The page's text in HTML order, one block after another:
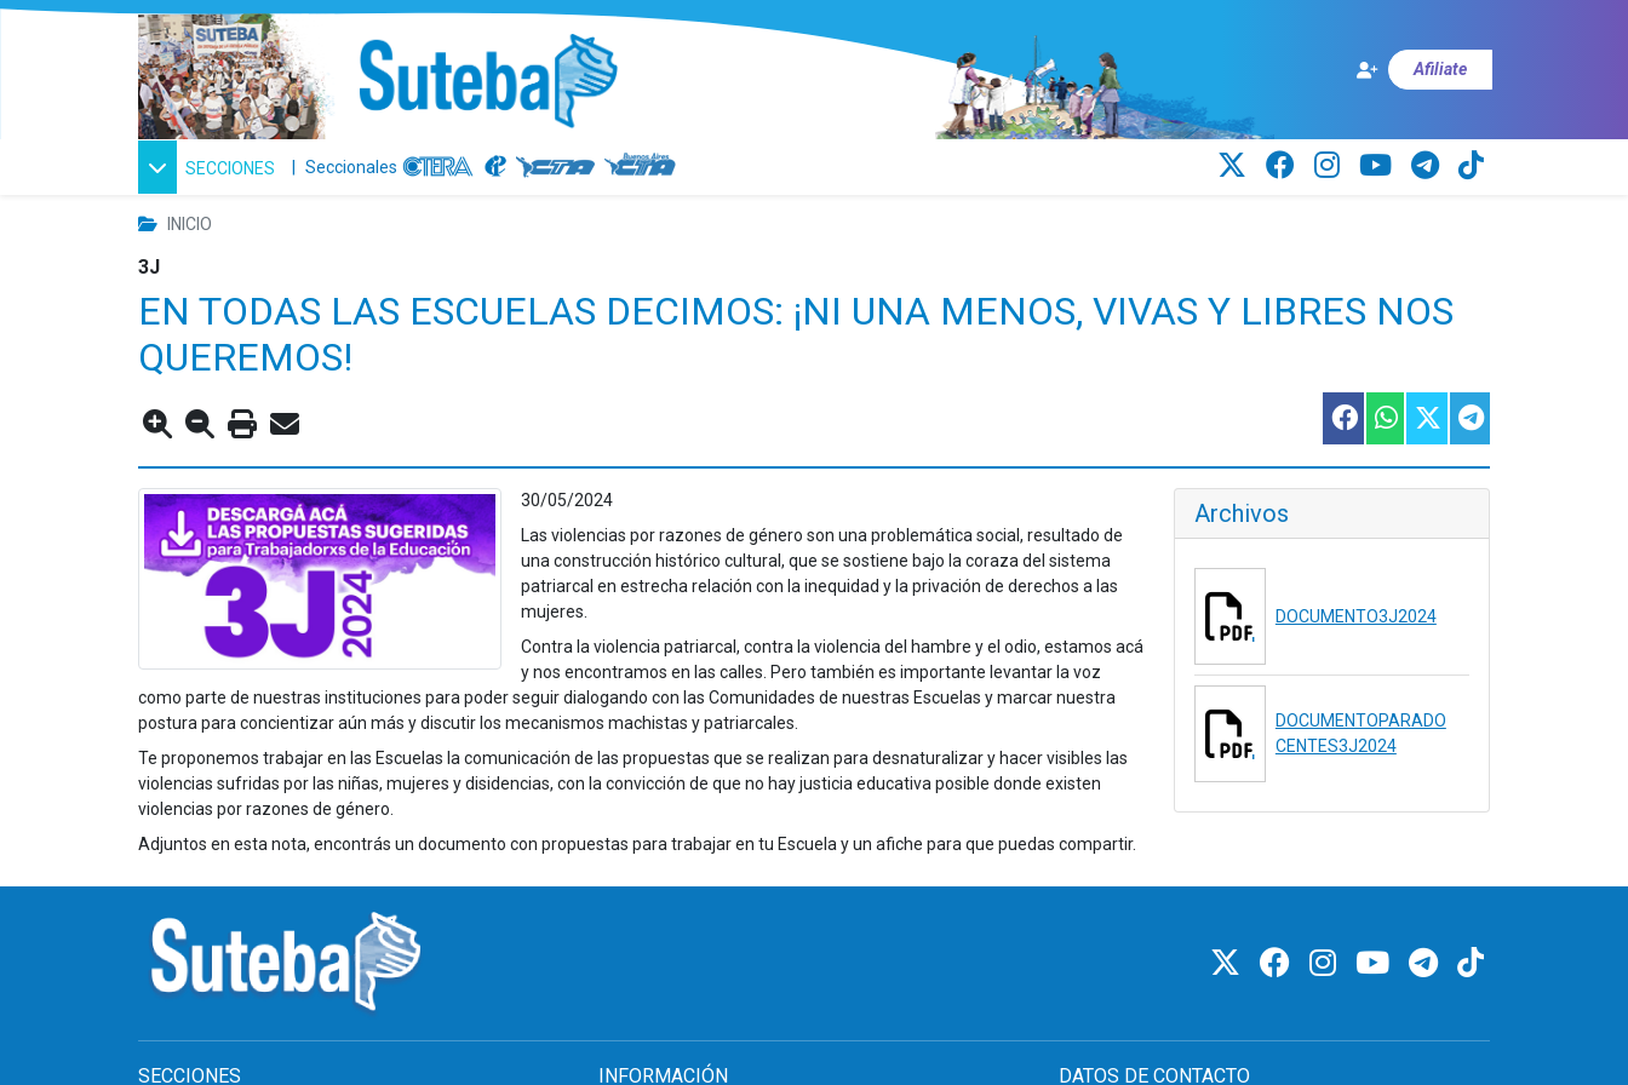
Afiliate
SECCIONES | Seccionales
INICIO
3J
EN TODAS LAS ESCUELAS DECIMOS: ¡NI UNA MENOS, VIVAS Y LIBRES NOS
QUEREMOS!
30/05/2024
Las violencias por razones de género son una problemática social, resultado de
una construcción histórico cultural, que se sostiene bajo la coraza del sistema
patriarcal en estrecha relación con la inequidad y la privación de derechos a las
mujeres.
Contra la violencia patriarcal, contra la violencia del hambre y el odio, estamos acá
y nos encontramos en las calles. Pero también es importante levantar la voz
como parte de nuestras instituciones para poder seguir dialogando con las Comunidades de nuestras Escuelas y marcar nuestra
postura para concientizar aún más y discutir los mecanismos machistas y patriarcales.
Te proponemos trabajar en las Escuelas la comunicación de las propuestas que se realizan para desnaturalizar y hacer visibles las
violencias sufridas por las niñas, mujeres y disidencias, con la convicción de que no hay justicia educativa posible donde existen
violencias por razones de género.
Adjuntos en esta nota, encontrás un documento con propuestas para trabajar en tu Escuela y un afiche para que puedas compartir.
Archivos
DOCUMENTO3J2024
DOCUMENTOPARADO
CENTES3J2024
SECCIONES INFORMACIÓN DATOS DE CONTACTO